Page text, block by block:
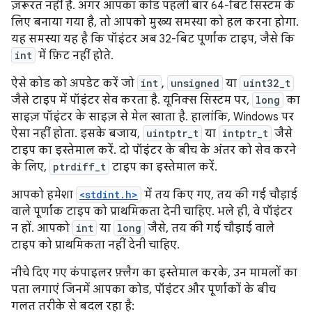
ज़रूरत नहीं है. अगर आपका कोड पहली बार 64-बिट सिस्टम के
लिए बनाया गया है, तो आपको मुख्य समस्या को हल करना होगा.
यह समस्या यह है कि पॉइंटर अब 32-बिट पूर्णांक टाइप, जैसे कि
int में फ़िट नहीं होते.
ऐसे कोड को अपडेट करें जो int , unsigned या uint32_t
जैसे टाइप में पॉइंटर सेव करता है. यूनिक्स सिस्टम पर, long का
साइज़ पॉइंटर के साइज़ से मेल खाता है. हालांकि, Windows पर
ऐसा नहीं होता. इसके बजाय, uintptr_t या intptr_t जैसे
टाइप का इस्तेमाल करें. दो पॉइंटर के बीच के अंतर को सेव करने
के लिए, ptrdiff_t टाइप का इस्तेमाल करें.
आपको हमेशा <stdint.h> में तय किए गए, तय की गई चौड़ाई
वाले पूर्णांक टाइप को प्राथमिकता देनी चाहिए. भले ही, वे पॉइंटर
न हों. आपको int या long जैसे, तय की गई चौड़ाई वाले
टाइप को प्राथमिकता नहीं देनी चाहिए.
नीचे दिए गए कंपाइलर फ़्लैग का इस्तेमाल करके, उन मामलों का
पता लगाएं जिनमें आपका कोड, पॉइंटर और पूर्णांकों के बीच
गलत तरीके से बदल रहा है: